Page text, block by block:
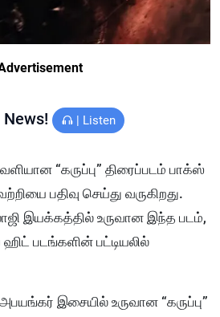
| Listen
“கருப்பு” திரைப்படம் பாக்ஸ்
பதிவு செய்து வருகிறது.
இயக்கத்தில் உருவான இந்த படம்,
படங்களின் பட்டியலில்
இசையில் உருவான “கருப்பு”